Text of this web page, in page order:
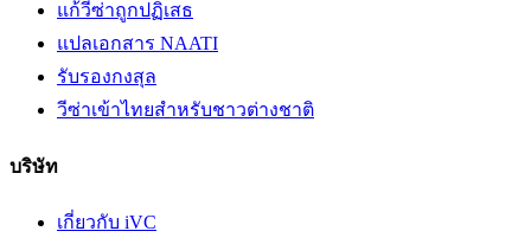
แก้วีซ่าถูกปฏิเสธ
แปลเอกสาร NAATI
รับรองกงสุล
วีซ่าเข้าไทยสำหรับชาวต่างชาติ
บริษัท
เกี่ยวกับ iVC